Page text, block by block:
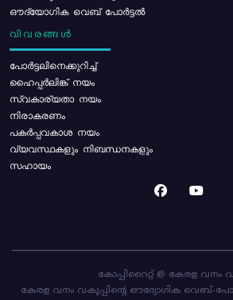
ഔദ്യോഗിക വെബ് പോർട്ടൽ
വിവരങ്ങൾ
പോര്‍ട്ടലിനെക്കുറിച്ച്
ഹൈപ്പർലിങ്ക് നയം
സ്വകാര്യതാ നയം
നിരാകരണം
പകർപ്പവകാശ നയം
വ്യവസ്ഥകളും നിബന്ധനകളും
സഹായം
കോപ്പിറൈറ്റ് @ കേരള വനം
കേരള വനം വകുപ്പിന്റെ ഔദ്യോഗിക വെബ്-